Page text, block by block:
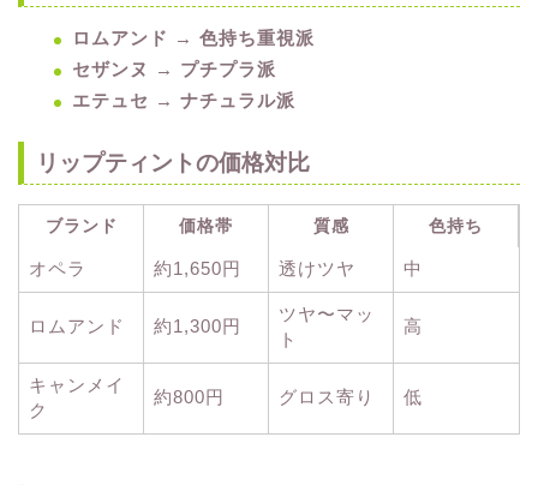
ロムアンド → 色持ち重視派
セザンヌ → プチプラ派
エテュセ → ナチュラル派
リップティントの価格対比
ブランド 価格帯 質感 色持ち
オペラ 約1,650円 透けツヤ 中
ロムアンド 約1,300円
ツヤ〜マッ
ト
高
キャンメイ
ク
約800円 グロス寄り 低